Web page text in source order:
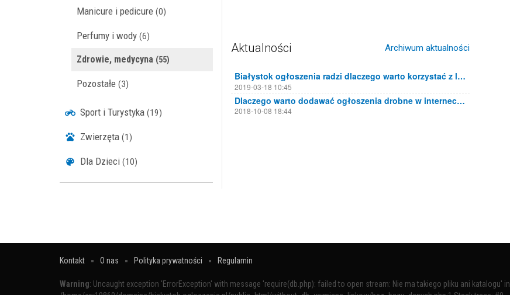
Manicure i pedicure (0)
Perfumy i wody (6)
Zdrowie, medycyna (55)
Pozostałe (3)
Sport i Turystyka (19)
Zwierzęta (1)
Dla Dzieci (10)
Aktualności Archiwum aktualności
Białystok ogłoszenia radzi dlaczego warto korzystać z lokalnych portali ogłoszeniowych
2019-03-18 10:45
Dlaczego warto dodawać ogłoszenia drobne w internecie?
2018-10-08 18:44
Kontakt O nas Polityka prywatności Regulamin
Warning: Uncaught exception 'ErrorException' with message 'require(db.php): failed to open stream: Nie ma takiego pliku ani katalogu' in